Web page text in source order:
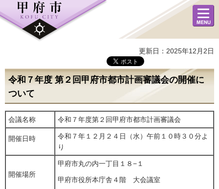
メニュ
ー
更新日：2025年12月2日
令和７年度 第２回甲府市都市計画審議会の開催に
ついて
会議名称 令和７年度第２回甲府市都市計画審議会
開催日時
令和７年１２月２４日（水）午前１０時３０分よ
り
開催場所
甲府市丸の内一丁目１８−１
甲府市役所本庁舎４階 大会議室